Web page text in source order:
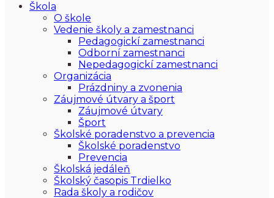
Škola
O škole
Vedenie školy a zamestnanci
Pedagogickí zamestnanci
Odborní zamestnanci
Nepedagogickí zamestnanci
Organizácia
Prázdniny a zvonenia
Záujmové útvary a šport
Záujmové útvary
Šport
Školské poradenstvo a prevencia
Školské poradenstvo
Prevencia
Školská jedáleň
Školský časopis Trdielko
Rada školy a rodičov